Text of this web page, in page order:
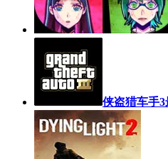
侠盗猎车手3